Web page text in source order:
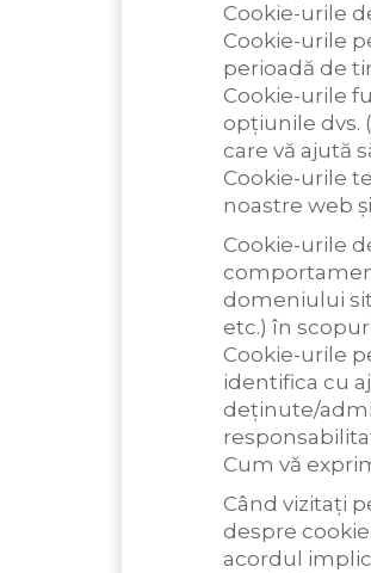
Cookie-urile
Cookie-urile
perioadă de
Cookie-urile
opțiunile dvs.
care vă ajută
Cookie-urile
noastre web
Cookie-urile
domeniului
etc.) în
Cookie-urile
identifica cu
deținute/
Cum vă
Când vizitați
despre
acordul